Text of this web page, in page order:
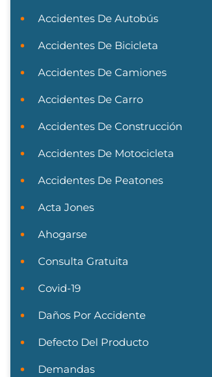
Accidentes De Autobús
Accidentes De Bicicleta
Accidentes De Camiones
Accidentes De Carro
Accidentes De Construcción
Accidentes De Motocicleta
Accidentes De Peatones
Acta Jones
Ahogarse
Consulta Gratuita
Covid-19
Daños Por Accidente
Defecto Del Producto
Demandas